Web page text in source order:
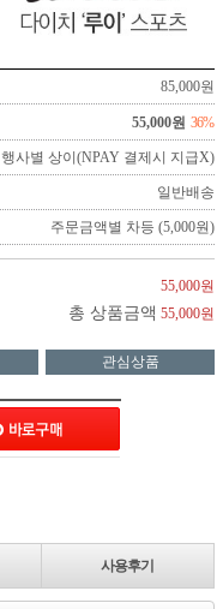
85,000원
55,000원 36%
행사별 상이(NPAY 결제시 지급X)
일반배송
주문금액별 차등 (5,000원)
55,000원
총 상품금액 55,000원
관심상품
사용후기